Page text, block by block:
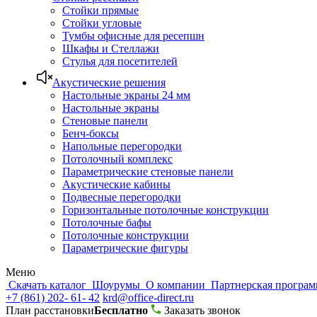
Стойки прямые
Стойки угловые
Тумбы офисные для ресепшн
Шкафы и Стеллажи
Стулья для посетителей
Акустические решения
Настольные экраны 24 мм
Настольные экраны
Стеновые панели
Бенч-боксы
Напольные перегородки
Потолочный комплекс
Параметрические стеновые панели
Акустические кабины
Подвесные перегородки
Горизонтальные потолочные конструкции
Потолочные бафы
Потолочные конструкции
Параметрические фигуры
Меню
Скачать каталог Шоурумы О компании Партнерская
+7 (861) 202- 61- 42 krd@office-direct.ru
План расстановкиБесплатно
Заказать звонок